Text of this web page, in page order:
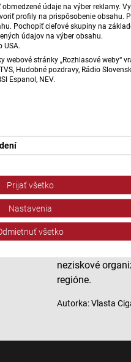
údaje na výber reklamy.
profily na prispôsobenie obsahu.
Pochopiť cieľové skupiny na
údajov na výber obsahu.
USA.
stránky „Rozhlasové weby“
Hudobné pozdravy, Rádio
Espanol, NEV.
Prijať všetko
Nastavenia
všetko
Zámerom prvej
trnavské
hlavné
najmä programy
rozvoja
medzinárodnej
Europe Direct
Župná grantová
grantov pre
ako
neziskové
regióne.
Autorka: Vlasta